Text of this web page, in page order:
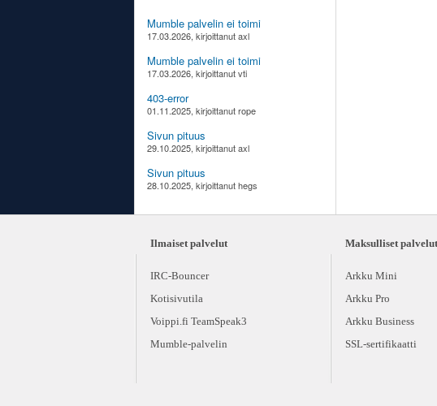
Mumble palvelin ei toimi
17.03.2026, kirjoittanut axl
Mumble palvelin ei toimi
17.03.2026, kirjoittanut vti
403-error
01.11.2025, kirjoittanut rope
Sivun pituus
29.10.2025, kirjoittanut axl
Sivun pituus
28.10.2025, kirjoittanut hegs
Ilmaiset palvelut
IRC-Bouncer
Kotisivutila
Voippi.fi TeamSpeak3
Mumble-palvelin
Maksulliset palvelut
Arkku Mini
Arkku Pro
Arkku Business
SSL-sertifikaatti